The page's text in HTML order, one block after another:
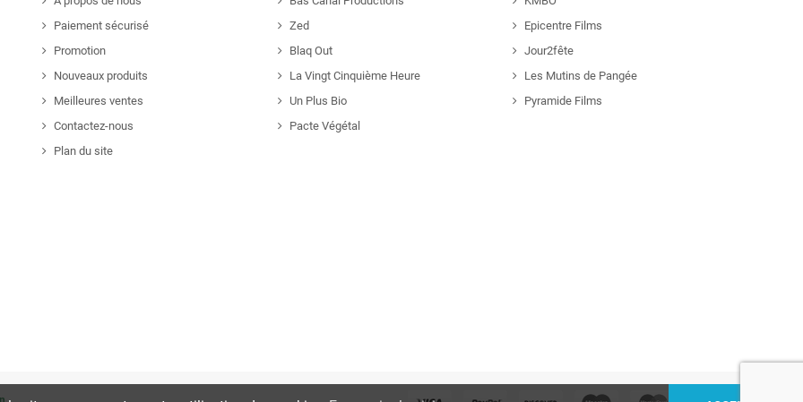
Paiement sécurisé
Promotion
Nouveaux produits
Meilleures ventes
Contactez-nous
Plan du site
Zed
Blaq Out
La Vingt Cinquième Heure
Un Plus Bio
Pacte Végétal
Epicentre Films
Jour2fête
Les Mutins de Pangée
Pyramide Films